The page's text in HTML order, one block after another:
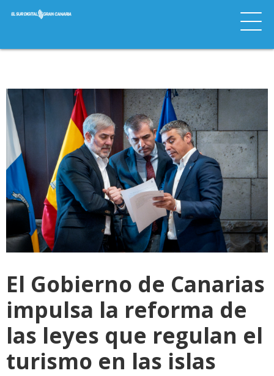
El Gobierno de Canarias
impulsa la reforma de
las leyes que regulan el
turismo en las islas